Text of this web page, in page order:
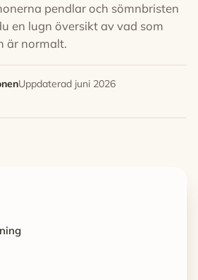
pendlar och sömnbristen
en lugn översikt av vad som
är normalt.
Uppdaterad juni 2026